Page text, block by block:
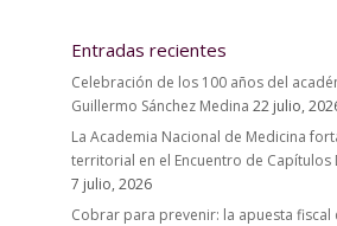
Entradas recientes
Celebración de los 100 años del
Guillermo Sánchez Medina 22 julio,
La Academia Nacional de Medicina
territorial en el Encuentro de
7 julio, 2026
Cobrar para prevenir: la apuesta fiscal